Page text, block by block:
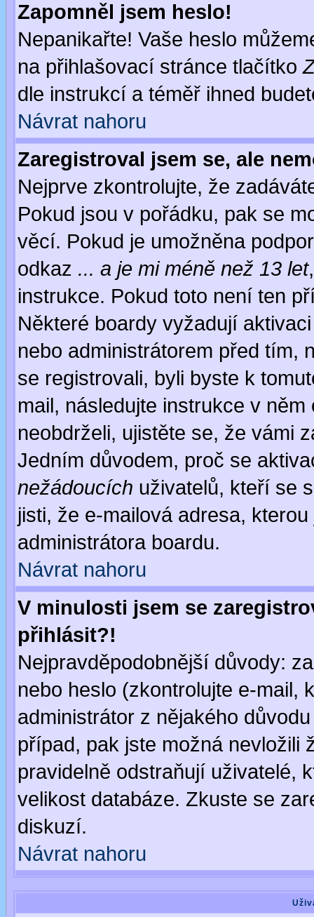
Zapomněl jsem heslo!
Nepanikařte! Vaše heslo
na přihlašovací stránce tlačítko
dle instrukcí a téměř ihned
Návrat nahoru
Zaregistroval jsem se, ale
Nejprve zkontrolujte, že
Pokud jsou v pořádku, pak se
věcí. Pokud je umožněna
odkaz ... a je mi méně než 13 let
instrukce. Pokud toto není ten
Některé boardy vyžadují
nebo administrátorem před tím,
se registrovali, byli byste k
mail, následujte instrukce v
neobdrželi, ujistěte se, že vámi
Jedním důvodem, proč se
nežádoucích uživatelů, kteří se
jisti, že e-mailová adresa,
administrátora boardu.
Návrat nahoru
V minulosti jsem se
přihlásit?!
Nejpravděpodobnější důvody:
nebo heslo (zkontrolujte e-mail,
administrátor z nějakého
případ, pak jste možná nevložili
pravidelně odstraňují uživatelé,
velikost databáze. Zkuste se
diskuzí.
Návrat nahoru